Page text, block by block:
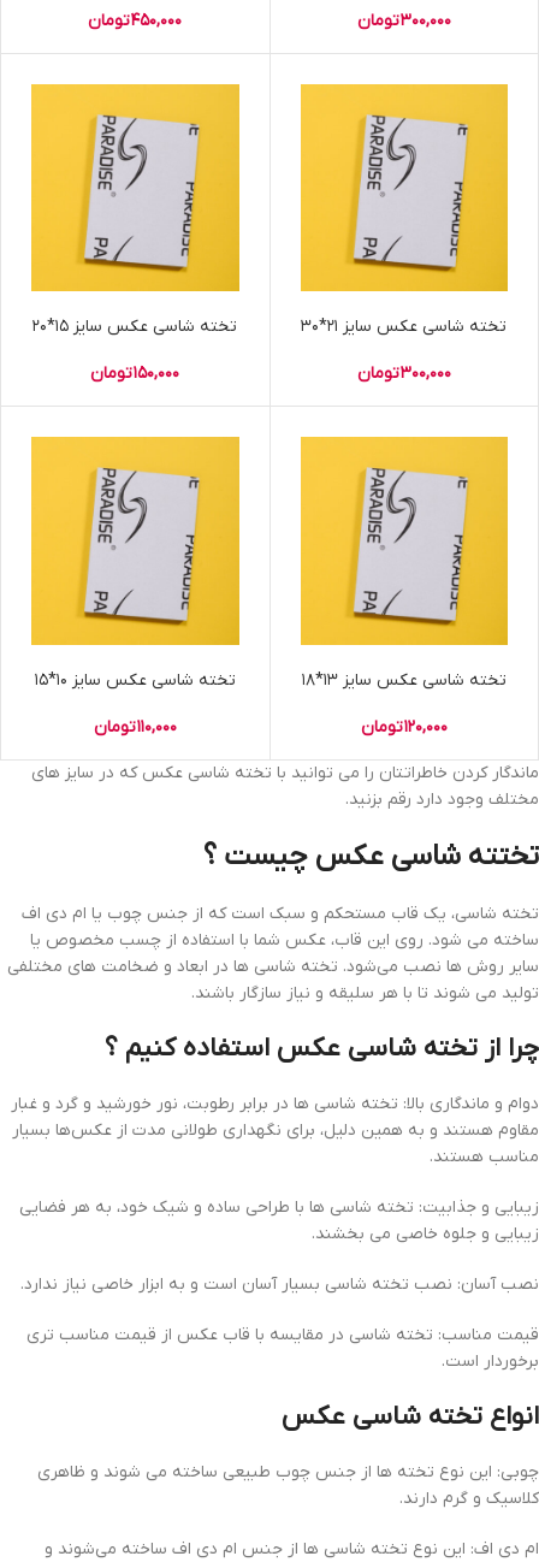
300,000تومان 450,000تومان
تخته شاسی عکس سایز 21*30
300,000تومان
تخته شاسی عکس سایز 15*20
150,000تومان
تخته شاسی عکس سایز 13*18
120,000تومان
تخته شاسی عکس سایز 10*15
110,000تومان
ماندگار کردن خاطراتتان را می توانید با تخته شاسی عکس که در سایز های
مختلف وجود دارد رقم بزنید.
تختته شاسی عکس چیست ؟
تخته شاسی، یک قاب مستحکم و سبک است که از جنس چوب یا ام دی اف
ساخته می‌ شود. روی این قاب، عکس شما با استفاده از چسب مخصوص یا
سایر روش‌ ها نصب می‌شود. تخته شاسی‌ ها در ابعاد و ضخامت‌ های مختلفی
تولید می‌ شوند تا با هر سلیقه و نیاز سازگار باشند.
چرا از تخته شاسی عکس استفاده کنیم ؟
دوام و ماندگاری بالا: تخته شاسی‌ ها در برابر رطوبت، نور خورشید و گرد و غبار
مقاوم هستند و به همین دلیل، برای نگهداری طولانی مدت از عکس‌ها بسیار
مناسب هستند.
زیبایی و جذابیت: تخته شاسی‌ ها با طراحی ساده و شیک خود، به هر فضایی
زیبایی و جلوه خاصی می‌ بخشند.
نصب آسان: نصب تخته شاسی بسیار آسان است و به ابزار خاصی نیاز ندارد.
قیمت مناسب: تخته شاسی‌ در مقایسه با قاب عکس از قیمت مناسب تری
برخوردار است.
انواع تخته شاسی عکس
چوبی: این نوع تخته ها از جنس چوب طبیعی ساخته می‌ شوند و ظاهری
کلاسیک و گرم دارند.
ام دی اف: این نوع تخته شاسی‌ ها از جنس ام دی اف ساخته می‌شوند و